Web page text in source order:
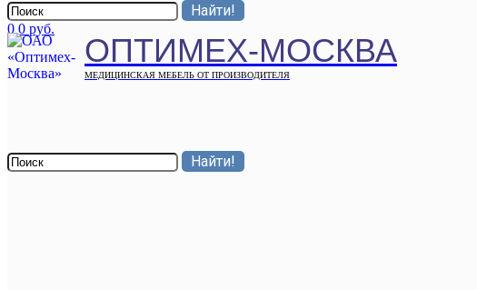
0 0 руб.
ОПТИМЕХ-МОСКВА
МЕДИЦИНСКАЯ МЕБЕЛЬ ОТ ПРОИЗВОДИТЕЛЯ